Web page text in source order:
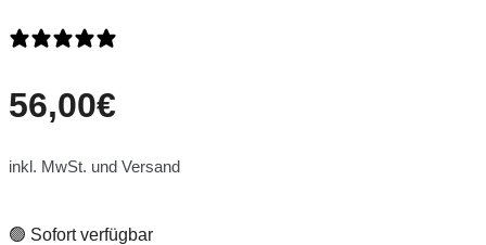
56,00€
inkl. MwSt. und Versand
🟢 Sofort verfügbar